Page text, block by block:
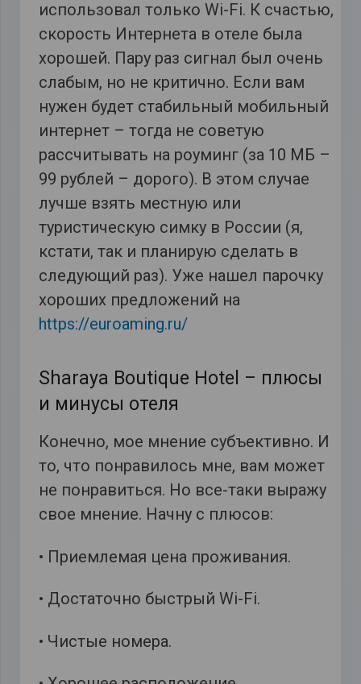
использовал только Wi-Fi. К счастью,
скорость Интернета в отеле была
хорошей. Пару раз сигнал был очень
слабым, но не критично. Если вам
нужен будет стабильный мобильный
интернет – тогда не советую
рассчитывать на роуминг (за 10 МБ –
99 рублей – дорого). В этом случае
лучше взять местную или
туристическую симку в России (я,
кстати, так и планирую сделать в
следующий раз). Уже нашел парочку
хороших предложений на
https://euroaming.ru/
Sharaya Boutique Hotel – плюсы
и минусы отеля
Конечно, мое мнение субъективно. И
то, что понравилось мне, вам может
не понравиться. Но все-таки выражу
свое мнение. Начну с плюсов:
• Приемлемая цена проживания.
• Достаточно быстрый Wi-Fi.
• Чистые номера.